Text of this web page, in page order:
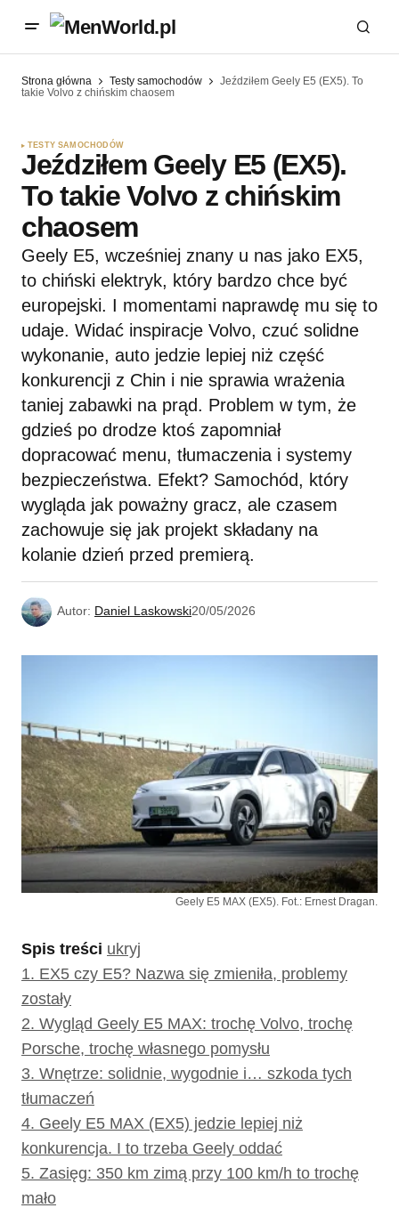
Strona główna Testy samochodów
Jeździłem Geely E5 (EX5). To
takie Volvo z chińskim chaosem
TESTY SAMOCHODÓW
Jeździłem Geely E5 (EX5).
To takie Volvo z chińskim
chaosem
Geely E5, wcześniej znany u nas jako EX5,
to chiński elektryk, który bardzo chce być
europejski. I momentami naprawdę mu się to
udaje. Widać inspiracje Volvo, czuć solidne
wykonanie, auto jedzie lepiej niż część
konkurencji z Chin i nie sprawia wrażenia
taniej zabawki na prąd. Problem w tym, że
gdzieś po drodze ktoś zapomniał
dopracować menu, tłumaczenia i systemy
bezpieczeństwa. Efekt? Samochód, który
wygląda jak poważny gracz, ale czasem
zachowuje się jak projekt składany na
kolanie dzień przed premierą.
Autor: Daniel Laskowski20/05/2026
Geely E5 MAX (EX5). Fot.: Ernest Dragan.
Spis treści ukryj
1. EX5 czy E5? Nazwa się zmieniła, problemy
zostały
2. Wygląd Geely E5 MAX: trochę Volvo, trochę
Porsche, trochę własnego pomysłu
3. Wnętrze: solidnie, wygodnie i… szkoda tych
tłumaczeń
4. Geely E5 MAX (EX5) jedzie lepiej niż
konkurencja. I to trzeba Geely oddać
5. Zasięg: 350 km zimą przy 100 km/h to trochę
mało